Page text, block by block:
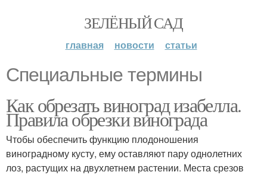
ЗЕЛЁНЫЙ САД
главная новости статьи
Специальные термины
Как обрезать виноград изабелла.
Правила обрезки винограда
Чтобы обеспечить функцию плодоношения
виноградному кусту, ему оставляют пару однолетних
лоз, растущих на двухлетнем растении. Места срезов